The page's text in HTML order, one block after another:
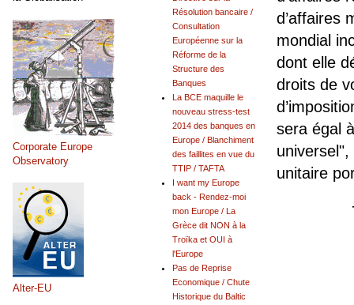
d’affaires
mondial
dont elle
droits de
sera égal
unitaire
Résolution bancaire /
Consultation
Européenne sur la
Réforme de la
Structure des
Banques
La BCE maquille le
nouveau stress-test
2014 des banques en
Europe / Blanchiment
des faillites en vue du
TTIP / TAFTA
I want my Europe
back - Rendez-moi
mon Europe / La
Grèce dit NON à la
Troïka et OUI à
l'Europe
Pas de Reprise
Economique / Chute
Historique du Baltic
Corporate Europe
Observatory
Alter-EU